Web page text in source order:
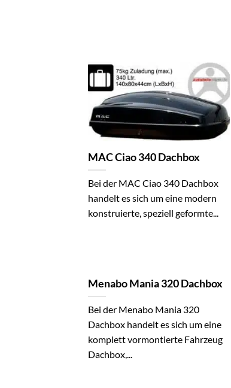
MAC Ciao 340 Dachbox
Bei der MAC Ciao 340 Dachbox
handelt es sich um eine modern
konstruierte, speziell geformte...
Menabo Mania 320 Dachbox
Bei der Menabo Mania 320
Dachbox handelt es sich um eine
komplett vormontierte Fahrzeug
Dachbox,...